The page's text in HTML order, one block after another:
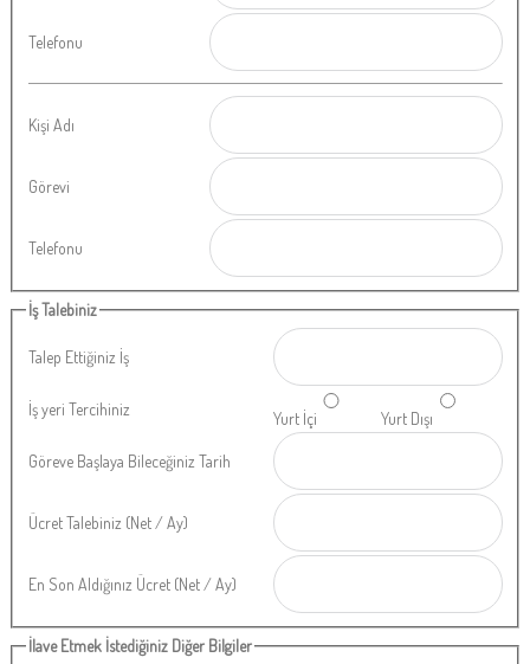
Telefonu
Kişi Adı
Görevi
Telefonu
İş Talebiniz
Talep Ettiğiniz İş
İş yeri Tercihiniz Yurt İçi Yurt Dışı
Göreve Başlaya Bileceğiniz Tarih
Ücret Talebiniz (Net / Ay)
En Son Aldığınız Ücret (Net / Ay)
İlave Etmek İstediğiniz Diğer Bilgiler